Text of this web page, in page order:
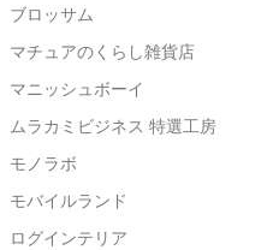
ブロッサム
マチュアのくらし雑貨店
マニッシュボーイ
ムラカミビジネス 特選工房
モノラボ
モバイルランド
ログインテリア